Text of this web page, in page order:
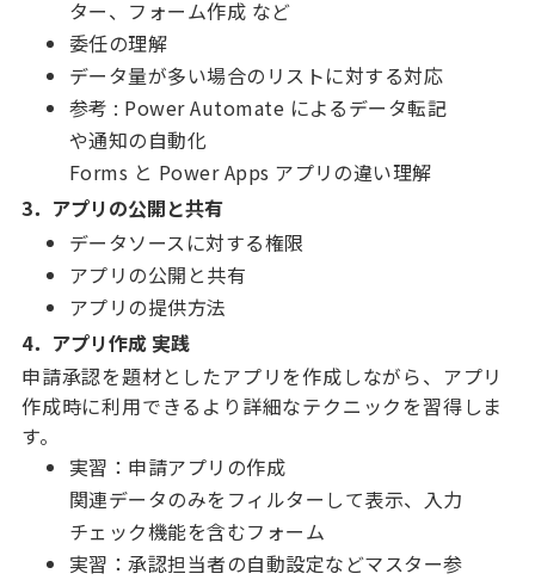
ター、フォーム作成 など
委任の理解
データ量が多い場合のリストに対する対応
参考 : Power Automate によるデータ転記
や通知の自動化
Forms と Power Apps アプリの違い理解
3． アプリの公開と共有
データソースに対する権限
アプリの公開と共有
アプリの提供方法
4．アプリ作成 実践
申請承認を題材としたアプリを作成しながら、アプリ
作成時に利用できるより詳細なテクニックを習得しま
す。
実習：申請アプリの作成
関連データのみをフィルターして表示、入力
チェック機能を含むフォーム
実習：承認担当者の自動設定などマスター参